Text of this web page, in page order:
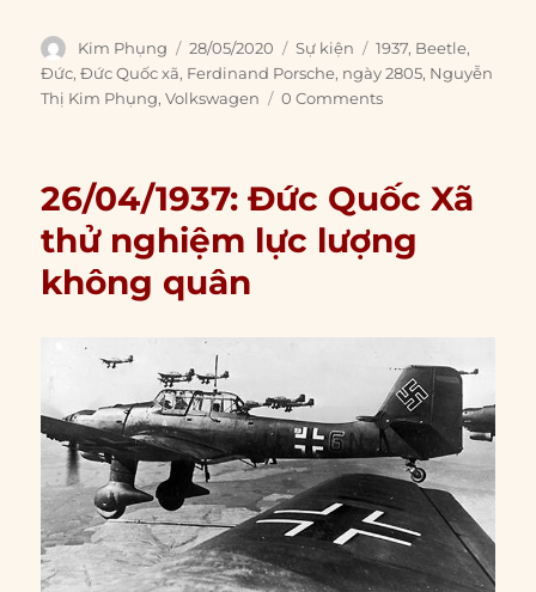
Author
Kim Phụng
Posted
on
28/05/2020 Categories
Sự kiện Tags
1937, Beetle,
Đức,Đức Quốc xã, Ferdinand Porsche, ngày 2805, Nguyễn
Thị Kim Phụng,Volkswagen 0 Comments
26/04/1937: Đức Quốc Xã
thử nghiệm lực lượng
không quân